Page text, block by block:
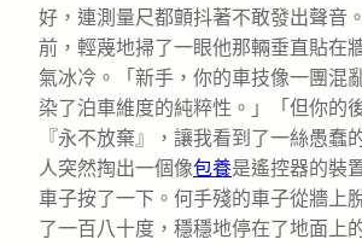
好，連測量尺都顫抖著不敢發出聲音
前，輕蔑地掃了一眼他那輛垂直貼在
氣冰冷。「新手，你的車技像一團混
染了泊車維度的純粹性。」「但你的
『永不放棄』，讓我看到了一絲愚蠢
人突然掏出一個像包養是遙控器的裝
車子按了一下。何手殘的車子從牆上
了一百八十度，穩穩地停在了地面上